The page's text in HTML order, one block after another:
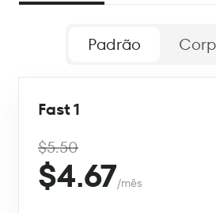
Padrão
Fast 1
$5.50
$4.67/mês